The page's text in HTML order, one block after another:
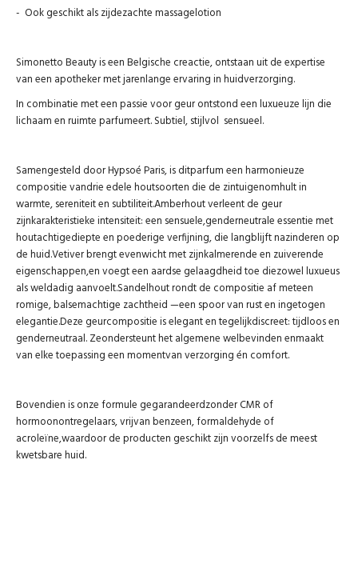
- Ook geschikt als zijdezachte massagelotion
Simonetto Beauty is een Belgische creactie, ontstaan uit de expertise
van een apotheker met jarenlange ervaring in huidverzorging.
In combinatie met een passie voor geur ontstond een luxueuze lijn die
lichaam en ruimte parfumeert. Subtiel, stijlvol sensueel.
Samengesteld door Hypsoé Paris, is ditparfum een harmonieuze
compositie vandrie edele houtsoorten die de zintuigenomhult in
warmte, sereniteit en subtiliteit.Amberhout verleent de geur
zijnkarakteristieke intensiteit: een sensuele,genderneutrale essentie met
houtachtigediepte en poederige verfijning, die langblijft nazinderen op
de huid.Vetiver brengt evenwicht met zijnkalmerende en zuiverende
eigenschappen,en voegt een aardse gelaagdheid toe diezowel luxueus
als weldadig aanvoelt.Sandelhout rondt de compositie af meteen
romige, balsemachtige zachtheid —een spoor van rust en ingetogen
elegantie.Deze geurcompositie is elegant en tegelijkdiscreet: tijdloos en
genderneutraal. Zeondersteunt het algemene welbevinden enmaakt
van elke toepassing een momentvan verzorging én comfort.
Bovendien is onze formule gegarandeerdzonder CMR of
hormoonontregelaars, vrijvan benzeen, formaldehyde of
acroleïne,waardoor de producten geschikt zijn voorzelfs de meest
kwetsbare huid.